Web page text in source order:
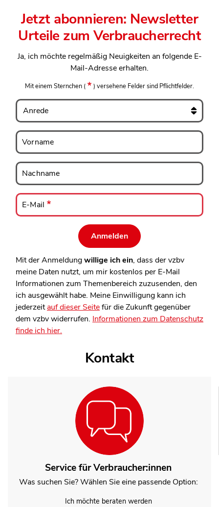
Jetzt abonnieren: Newsletter
Urteile zum Verbraucherrecht
Ja, ich möchte regelmäßig Neuigkeiten an folgende E-
Mail-Adresse erhalten.
Mit einem Sternchen ( ) versehene Felder sind Pflichtfelder.
Anrede
Vorname
Vorname
Nachname
Nachname
E-
Mail
E-Mail
Mit der Anmeldungwillige ich ein, dass der vzbv
meine Daten nutzt, um mir kostenlos per E-Mail
Informationen zum Themenbereich zuzusenden, den
ich ausgewählt habe. Meine Einwilligung kann ich
jederzeitauf dieser Seitefür die Zukunft gegenüber
dem vzbv widerrufen. Informationen zum Datenschutz
finde ich hier.
Kontakt
Service für Verbraucher:innen
Was suchen Sie? Wählen Sie eine passende Option:
Ich möchte beraten werden